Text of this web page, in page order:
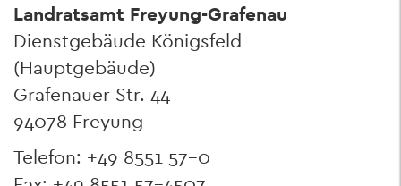
Landratsamt Freyung-Grafenau
Dienstgebäude Königsfeld
(Hauptgebäude)
Grafenauer Str. 44
94078 Freyung
Telefon: +49 8551 57-0